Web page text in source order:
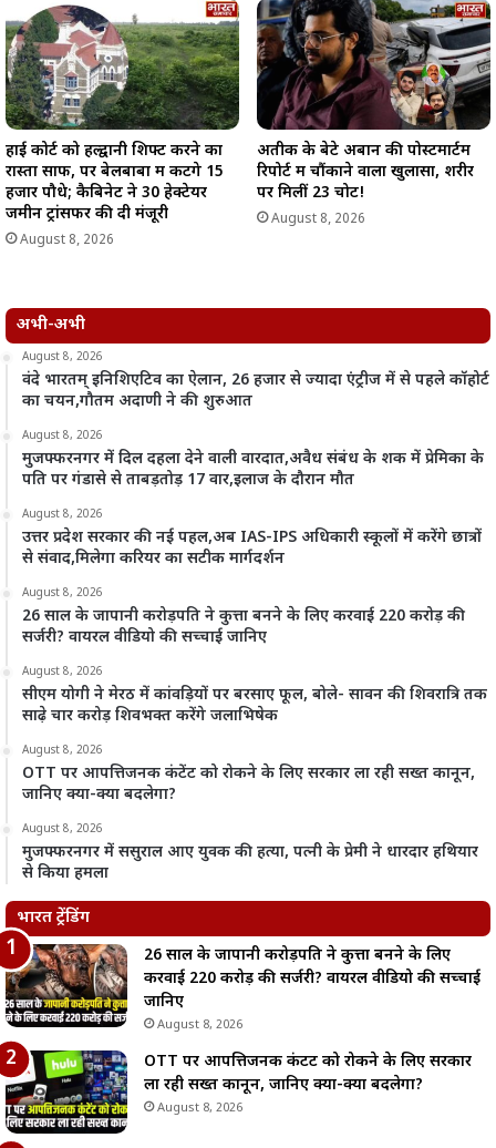
हाई कोर्ट को हल्द्वानी शिफ्ट करने का
रास्ता साफ, पर बेलबाबा में कटेंगे 15
हजार पौधे; कैबिनेट ने 30 हेक्टेयर
जमीन ट्रांसफर की दी मंजूरी
August 8, 2026
अतीक के बेटे अबान की पोस्टमार्टम
रिपोर्ट में चौंकाने वाला खुलासा, शरीर
पर मिलीं 23 चोटें!
August 8, 2026
अभी-अभी
August 8, 2026
वंदे भारतम् इनिशिएटिव का ऐलान, 26 हजार से ज्यादा एंट्रीज में से पहले कॉहोर्ट
का चयन,गौतम अदाणी ने की शुरुआत
August 8, 2026
मुजफ्फरनगर में दिल दहला देने वाली वारदात,अवैध संबंध के शक में प्रेमिका के
पति पर गंडासे से ताबड़तोड़ 17 वार,इलाज के दौरान मौत
August 8, 2026
उत्तर प्रदेश सरकार की नई पहल,अब IAS-IPS अधिकारी स्कूलों में करेंगे छात्रों
से संवाद,मिलेगा करियर का सटीक मार्गदर्शन
August 8, 2026
26 साल के जापानी करोड़पति ने कुत्ता बनने के लिए करवाई 220 करोड़ की
सर्जरी? वायरल वीडियो की सच्चाई जानिए
August 8, 2026
सीएम योगी ने मेरठ में कांवड़ियों पर बरसाए फूल, बोले- सावन की शिवरात्रि तक
साढ़े चार करोड़ शिवभक्त करेंगे जलाभिषेक
August 8, 2026
OTT पर आपत्तिजनक कंटेंट को रोकने के लिए सरकार ला रही सख्त कानून,
जानिए क्या-क्या बदलेगा?
August 8, 2026
मुजफ्फरनगर में ससुराल आए युवक की हत्या, पत्नी के प्रेमी ने धारदार हथियार
से किया हमला
भारत ट्रेंडिंग
26 साल के जापानी करोड़पति ने कुत्ता बनने के लिए
करवाई 220 करोड़ की सर्जरी? वायरल वीडियो की सच्चाई
जानिए
August 8, 2026
OTT पर आपत्तिजनक कंटेंट को रोकने के लिए सरकार
ला रही सख्त कानून, जानिए क्या-क्या बदलेगा?
August 8, 2026